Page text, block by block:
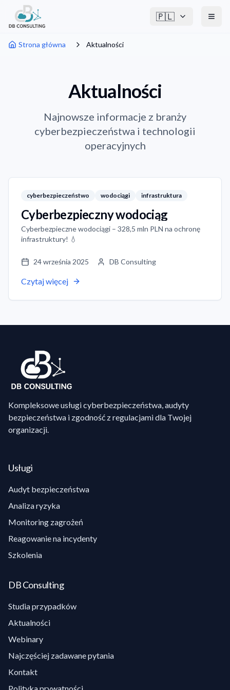
🇵🇱
Strona główna Aktualności
Aktualności
Najnowsze informacje z branży
cyberbezpieczeństwa i technologii
operacyjnych
cyberbezpieczeństwo wodociągi infrastruktura
Cyberbezpieczny wodociąg
Cyberbezpieczne wodociągi – 328,5 mln PLN na ochronę
infrastruktury! 💧
24 września 2025 DB Consulting
Czytaj więcej
Kompleksowe usługi cyberbezpieczeństwa, audyty
bezpieczeństwa i zgodność z regulacjami dla Twojej
organizacji.
Usługi
Audyt bezpieczeństwa
Analiza ryzyka
Monitoring zagrożeń
Reagowanie na incydenty
Szkolenia
DB Consulting
Studia przypadków
Aktualności
Webinary
Najczęściej zadawane pytania
Kontakt